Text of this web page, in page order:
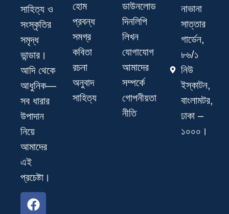
সাহিত্য ও
সংস্কৃতির
সমৃদ্ধ
ভান্ডার।
আদি থেকে
আধুনিক—
সব ধারার
উপাদান
নিয়ে
আমাদের
এই
প্রচেষ্টা।
হোম
প্রবন্ধ
সমগ্র
কবিতা
রচনা
অনুবাদ
সাহিত্য
ডাউনলোড
দিনলিপি
লিখন
যোগাযোগ
আমাদের
সম্পর্কে
গোপনীয়তা
নীতি
নাভানা
সাত্তার
গার্ডেন,
৮৬/১
নিউ
ইস্কাটন,
বাংলামটর,
ঢাকা –
১০০০।